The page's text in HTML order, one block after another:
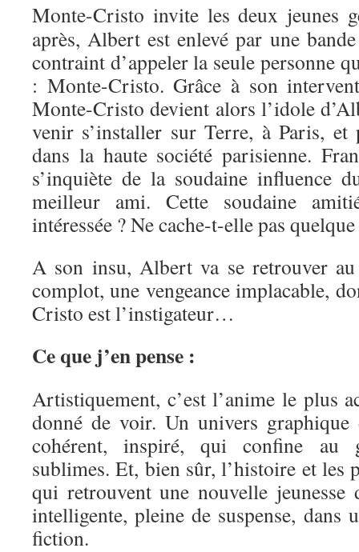
Monte-Cristo invite les deux jeunes
après, Albert est enlevé par une
contraint d’appeler la seule personne
: Monte-Cristo. Grâce à son
Monte-Cristo devient alors l’idole
venir s’installer sur Terre, à Paris,
dans la haute société parisienne.
s’inquiète de la soudaine influence
meilleur ami. Cette soudaine
intéressée ? Ne cache-t-elle pas
A son insu, Albert va se retrouver
complot, une vengeance implacable,
Cristo est l’instigateur…
Ce que j’en pense :
Artistiquement, c’est l’anime le plus
donné de voir. Un univers graphique
cohérent, inspiré, qui confine au
sublimes. Et, bien sûr, l’histoire et les
qui retrouvent une nouvelle jeunesse
intelligente, pleine de suspense, dans
fiction.